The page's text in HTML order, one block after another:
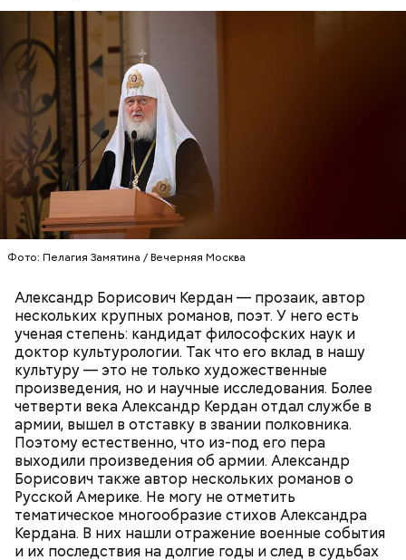
Фото: Пелагия Замятина / Вечерняя Москва
Александр Борисович Кердан — прозаик, автор
нескольких крупных романов, поэт. У него есть
ученая степень: кандидат философских наук и
доктор культурологии. Так что его вклад в нашу
культуру — это не только художественные
произведения, но и научные исследования. Более
четверти века Александр Кердан отдал службе в
армии, вышел в отставку в звании полковника.
Поэтому естественно, что из-под его пера
выходили произведения об армии. Александр
Борисович также автор нескольких романов о
Русской Америке. Не могу не отметить
тематическое многообразие стихов Александра
Кердана. В них нашли отражение военные события
и их последствия на долгие годы и след в судьбах
Готовим:Необходимо очистить и нарезать чеснок
на тонкие слайсы и обжарить его на разогретой
сковороде с оливковым маслом до золотистого
цвета. Далее грудку нарезать на небольшие
кусочки и добавить к маслу с чесноком. После того
как курица поджарится, добавить в сковороду
кабачок, нарезанный треугольниками.
— Посолить и поперчить по вкусу за пару минут до
готовности, добавить листья базилика и
перемешать. Затем нарезать помидоры, отправить
их к овощам и через несколько минут снять с огня,
— посоветовал собеседник «ВМ».